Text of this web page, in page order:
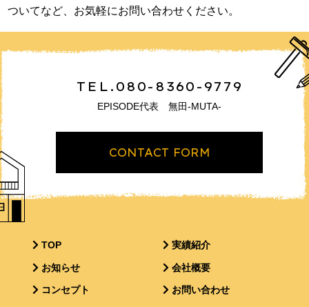
ついてなど、お気軽にお問い合わせください。
TEL.080-8360-9779
EPISODE代表 無田-MUTA-
CONTACT FORM
TOP 実績紹介
お知らせ 会社概要
コンセプト お問い合わせ